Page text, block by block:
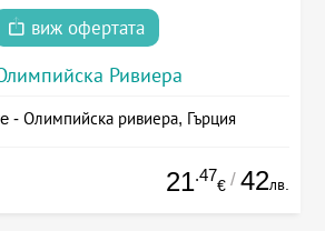
виж офертата
Ривиера
- Олимпийска ривиера, Гърция
21.47
€ / 42лв.